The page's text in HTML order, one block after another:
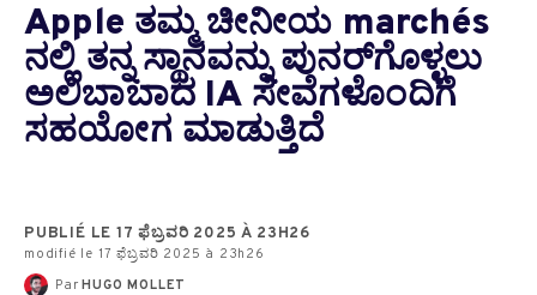
Apple ತಮ್ಮ ಚೀನೀಯ marchés
ನಲ್ಲಿ ತನ್ನ ಸ್ಥಾನವನ್ನು ಪುನರ್‌ಗೊಳ್ಳಲು
ಅಲಿಬಾಬಾದ IA ಸೇವೆಗಳೊಂದಿಗೆ
ಸಹಯೋಗ ಮಾಡುತ್ತಿದೆ
PUBLIÉ LE 17 ಫೆಬ್ರವರಿ 2025 À 23H26
modifié le 17 ಫೆಬ್ರವರಿ 2025 à 23h26
Par HUGO MOLLET